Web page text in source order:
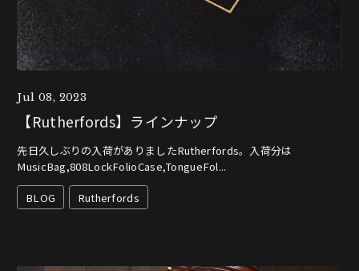
Jul 08, 2023
【Rutherfords】ラインナップ
先日久しぶりの入荷がありましたRutherfords。入荷分は
MusicBag,808LockFolioCase,TongueFol...
BLOG Rutherfords